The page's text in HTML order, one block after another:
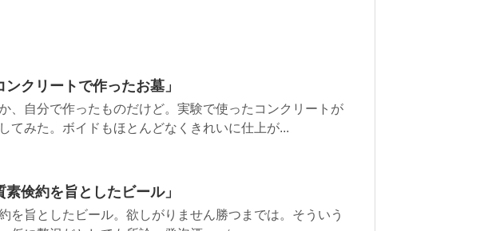
クリートで作ったお墓」
、自分で作ったものだけど。実験で使ったコンクリートが
てみた。ボイドもほとんどなくきれいに仕上が...
倹約を旨としたビール」
を旨としたビール。欲しがりません勝つまでは。そういう